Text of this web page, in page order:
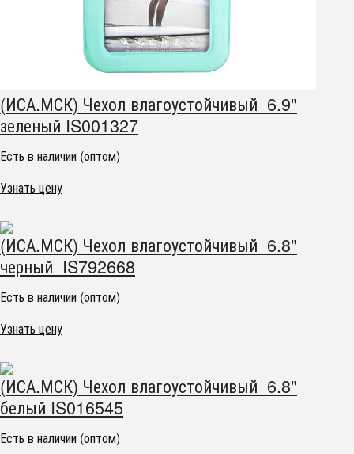
(ИСА.МСК) Чехол влагоустойчивый 6.9"
зеленый IS001327
Есть в наличии (оптом)
Узнать цену
(ИСА.МСК) Чехол влагоустойчивый 6.8"
черный IS792668
Есть в наличии (оптом)
Узнать цену
(ИСА.МСК) Чехол влагоустойчивый 6.8"
белый IS016545
Есть в наличии (оптом)